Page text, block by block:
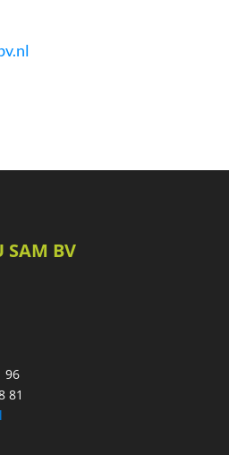
SAM BV
96
81